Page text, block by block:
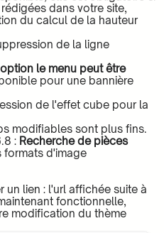
dans votre site,
du calcul de la hauteur
de la ligne
le menu peut être
pour une bannière
de l'effet cube pour la
modifiables sont plus fins.
: Recherche de pièces
formats d'image
lien : l'url affichée suite à
fonctionnelle,
modification du thème